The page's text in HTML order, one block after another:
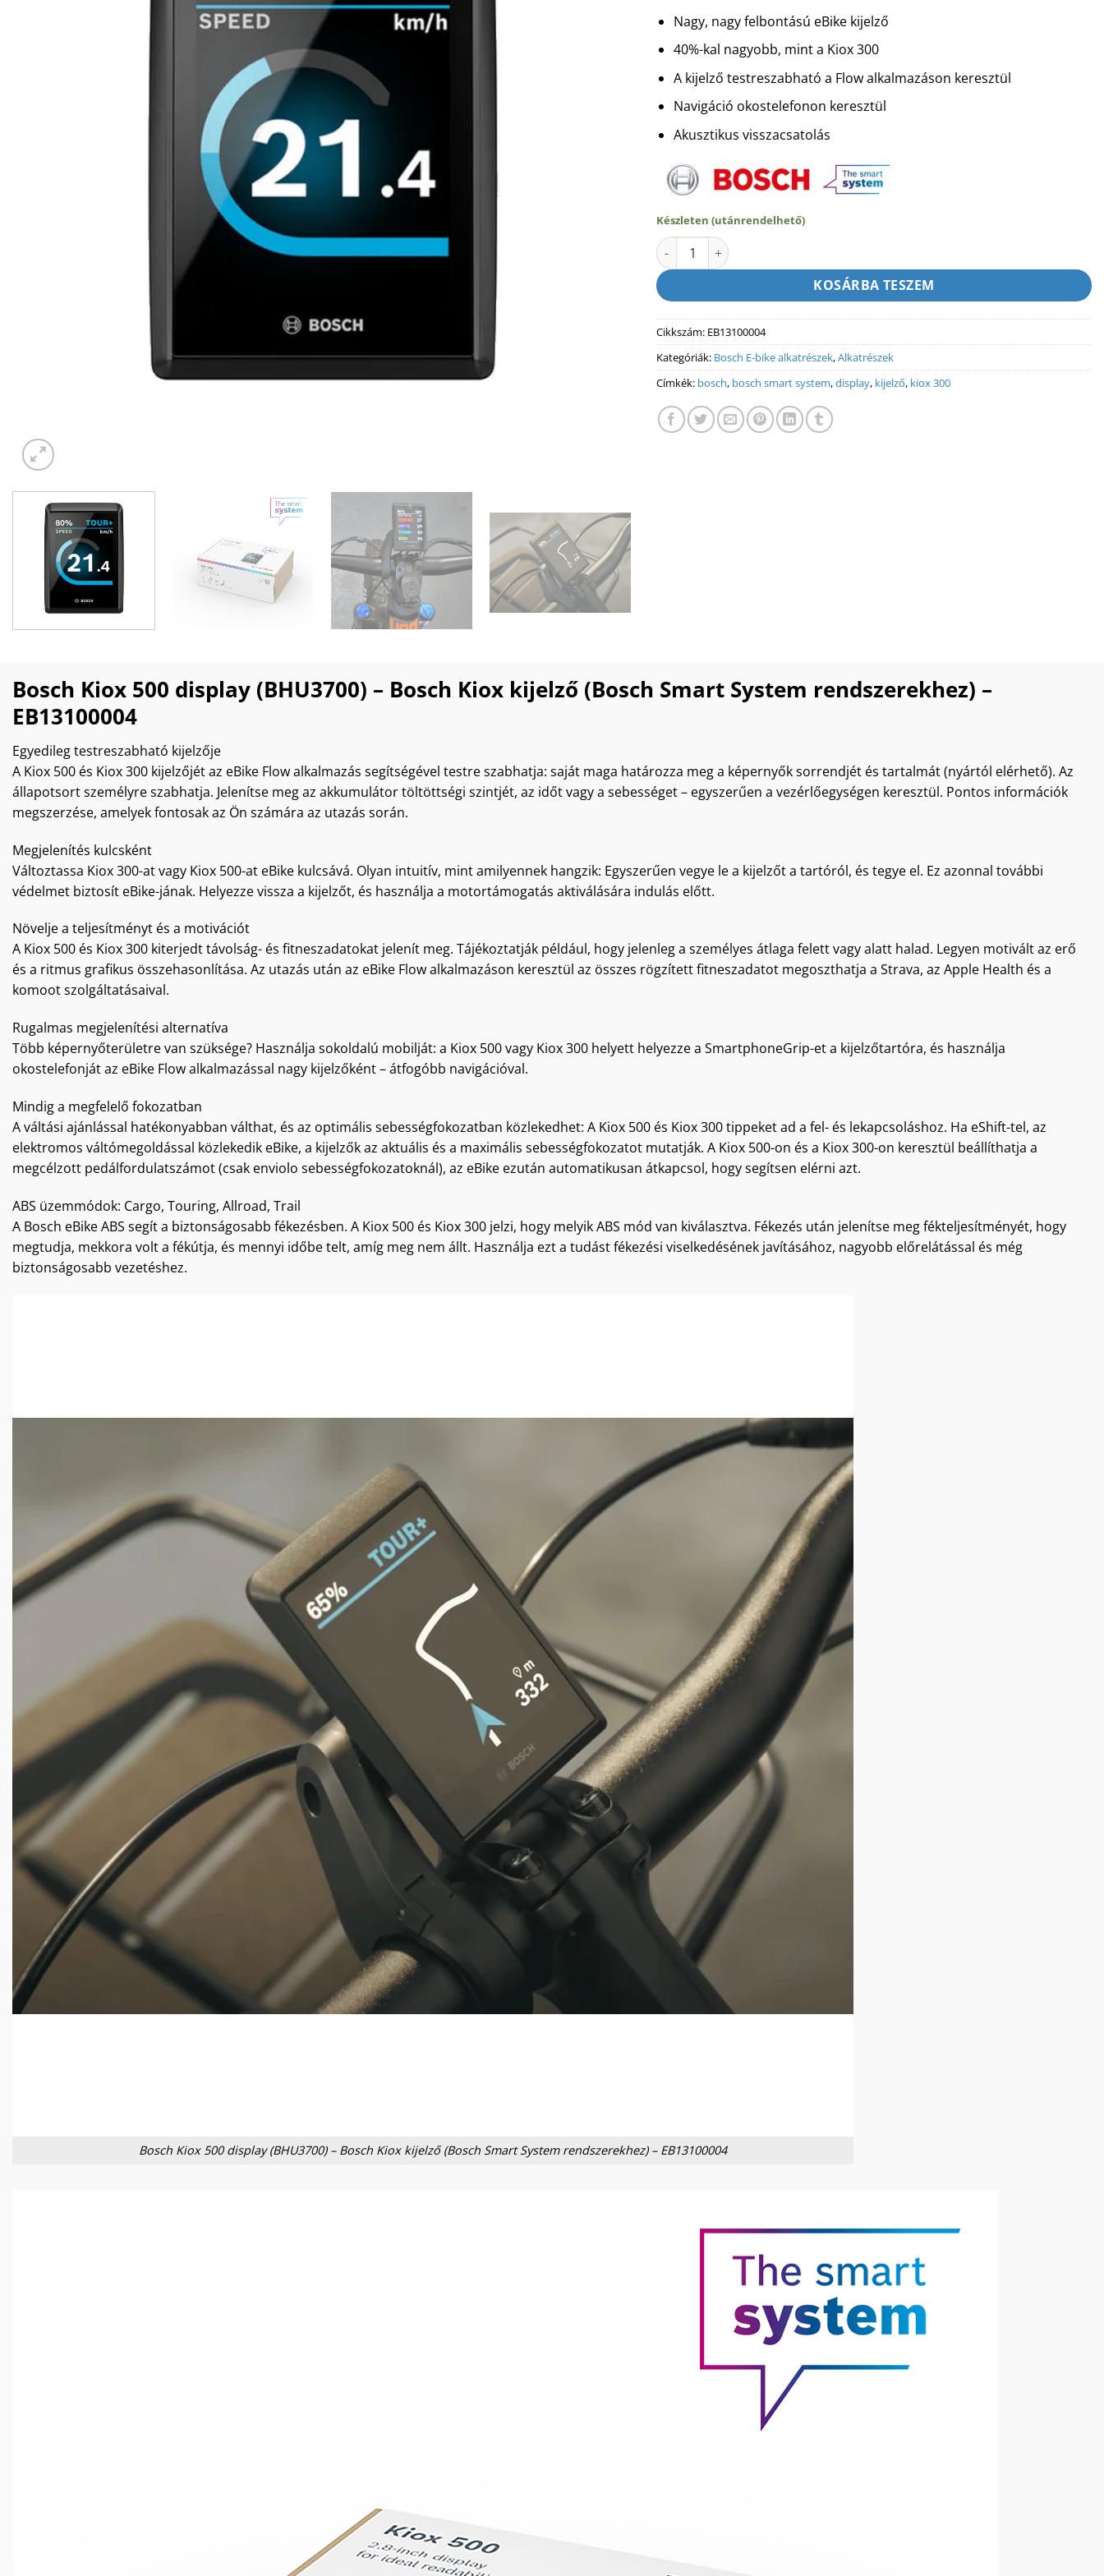
73
500 Ft.
69
990 Ft.
Nagy, nagy felbontású eBike kijelző
40%-kal nagyobb, mint a Kiox 300
A kijelző testreszabható a Flow alkalmazáson keresztül
Navigáció okostelefonon keresztül
Akusztikus visszacsatolás
Készleten (utánrendelhető)
Bosch Kiox 500 display (BHU3700) - Bosch Kiox kijelző (Bosch Smart System
KOSÁRBA TESZEM
Cikkszám: EB13100004
Kategóriák: Bosch E-bike alkatrészek,Alkatrészek
Címkék: bosch, bosch smart system,display, kijelző, kiox 300
Bosch Kiox 500 display (BHU3700) – Bosch Kiox kijelző (Bosch Smart System rendszerekhez) –
EB13100004
Egyedileg testreszabható kijelzője
A Kiox 500 és Kiox 300 kijelzőjét az eBike Flow alkalmazás segítségével testre szabhatja: saját maga határozza meg a képernyők sorrendjét és tartalmát (nyártól elérhető). Az
állapotsort személyre szabhatja. Jelenítse meg az akkumulátor töltöttségi szintjét, az időt vagy a sebességet – egyszerűen a vezérlőegységen keresztül. Pontos információk
megszerzése, amelyek fontosak az Ön számára az utazás során.
Megjelenítés kulcsként
Változtassa Kiox 300-at vagy Kiox 500-at eBike kulcsává. Olyan intuitív, mint amilyennek hangzik: Egyszerűen vegye le a kijelzőt a tartóról, és tegye el. Ez azonnal további
védelmet biztosít eBike-jának. Helyezze vissza a kijelzőt, és használja a motortámogatás aktiválására indulás előtt.
Növelje a teljesítményt és a motivációt
A Kiox 500 és Kiox 300 kiterjedt távolság- és fitneszadatokat jelenít meg. Tájékoztatják például, hogy jelenleg a személyes átlaga felett vagy alatt halad. Legyen motivált az erő
és a ritmus grafikus összehasonlítása. Az utazás után az eBike Flow alkalmazáson keresztül az összes rögzített fitneszadatot megoszthatja a Strava, az Apple Health és a
komoot szolgáltatásaival.
Rugalmas megjelenítési alternatíva
Több képernyőterületre van szüksége? Használja sokoldalú mobilját: a Kiox 500 vagy Kiox 300 helyett helyezze a SmartphoneGrip-et a kijelzőtartóra, és használja
okostelefonját az eBike Flow alkalmazással nagy kijelzőként – átfogóbb navigációval.
Mindig a megfelelő fokozatban
A váltási ajánlással hatékonyabban válthat, és az optimális sebességfokozatban közlekedhet: A Kiox 500 és Kiox 300 tippeket ad a fel- és lekapcsoláshoz. Ha eShift-tel, az
elektromos váltómegoldással közlekedik eBike, a kijelzők az aktuális és a maximális sebességfokozatot mutatják. A Kiox 500-on és a Kiox 300-on keresztül beállíthatja a
megcélzott pedálfordulatszámot (csak enviolo sebességfokozatoknál), az eBike ezután automatikusan átkapcsol, hogy segítsen elérni azt.
ABS üzemmódok: Cargo, Touring, Allroad, Trail
A Bosch eBike ABS segít a biztonságosabb fékezésben. A Kiox 500 és Kiox 300 jelzi, hogy melyik ABS mód van kiválasztva. Fékezés után jelenítse meg fékteljesítményét, hogy
megtudja, mekkora volt a fékútja, és mennyi időbe telt, amíg meg nem állt. Használja ezt a tudást fékezési viselkedésének javításához, nagyobb előrelátással és még
biztonságosabb vezetéshez.
Bosch Kiox 500 display (BHU3700) – Bosch Kiox kijelző (Bosch Smart System rendszerekhez) – EB13100004